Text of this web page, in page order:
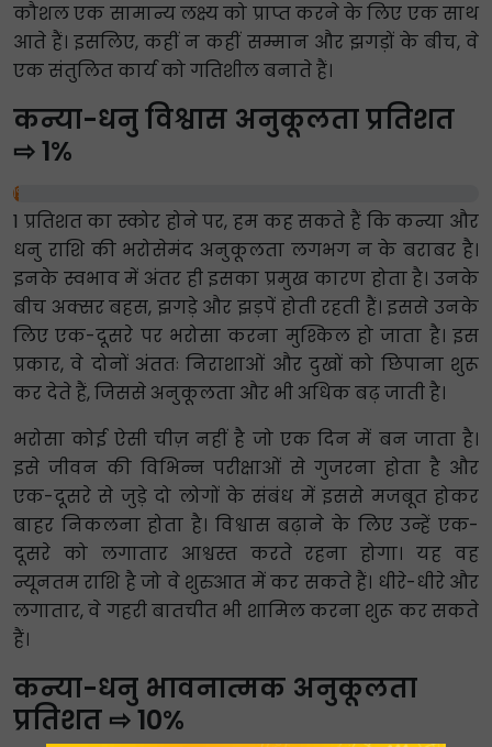
कौशल एक सामान्य लक्ष्य को प्राप्त करने के लिए एक साथ
आते हैं। इसलिए, कहीं न कहीं सम्मान और झगड़ों के बीच, वे
एक संतुलित कार्य को गतिशील बनाते हैं।
कन्या-धनु विश्वास अनुकूलता प्रतिशत
⇨ 1%
1%
1 प्रतिशत का स्कोर होने पर, हम कह सकते हैं कि कन्या और
धनु राशि की भरोसेमंद अनुकूलता लगभग न के बराबर है।
इनके स्वभाव में अंतर ही इसका प्रमुख कारण होता है। उनके
बीच अक्सर बहस, झगड़े और झड़पें होती रहती हैं। इससे उनके
लिए एक-दूसरे पर भरोसा करना मुश्किल हो जाता है। इस
प्रकार, वे दोनों अंततः निराशाओं और दुखों को छिपाना शुरू
कर देते हैं, जिससे अनुकूलता और भी अधिक बढ़ जाती है।
भरोसा कोई ऐसी चीज़ नहीं है जो एक दिन में बन जाता है।
इसे जीवन की विभिन्न परीक्षाओं से गुजरना होता है और
एक-दूसरे से जुड़े दो लोगों के संबंध में इससे मजबूत होकर
बाहर निकलना होता है। विश्वास बढ़ाने के लिए उन्हें एक-
दूसरे को लगातार आश्वस्त करते रहना होगा। यह वह
न्यूनतम राशि है जो वे शुरुआत में कर सकते हैं। धीरे-धीरे और
लगातार, वे गहरी बातचीत भी शामिल करना शुरू कर सकते
हैं।
कन्या-धनु भावनात्मक अनुकूलता
प्रतिशत ⇨ 10%